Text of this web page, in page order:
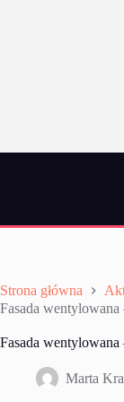
Strona główna
Fasada
Fasada
Marta